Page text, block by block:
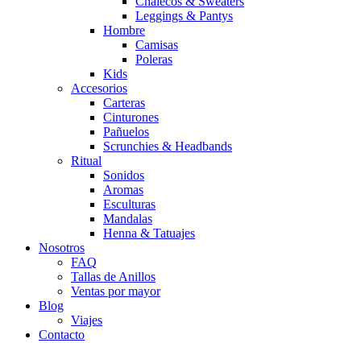
Leggings & Pantys
Hombre
Camisas
Poleras
Kids
Accesorios
Carteras
Cinturones
Pañuelos
Scrunchies & Headbands
Ritual
Sonidos
Aromas
Esculturas
Mandalas
Henna & Tatuajes
Nosotros
FAQ
Tallas de Anillos
Ventas por mayor
Blog
Viajes
Contacto